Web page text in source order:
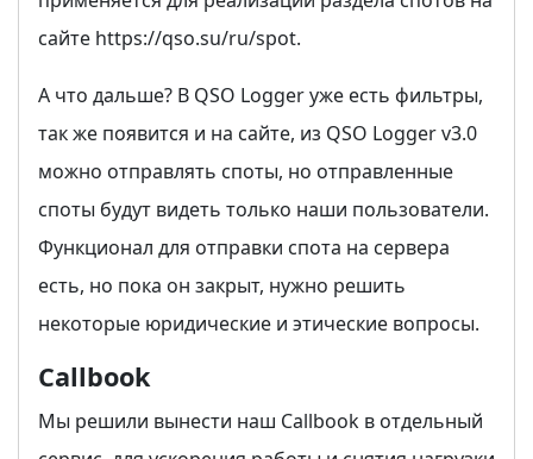
сайте https://qso.su/ru/spot.
А что дальше? В QSO Logger уже есть фильтры,
так же появится и на сайте, из QSO Logger v3.0
можно отправлять споты, но отправленные
споты будут видеть только наши пользователи.
Функционал для отправки спота на сервера
есть, но пока он закрыт, нужно решить
некоторые юридические и этические вопросы.
Callbook
Мы решили вынести наш Сallbook в отдельный